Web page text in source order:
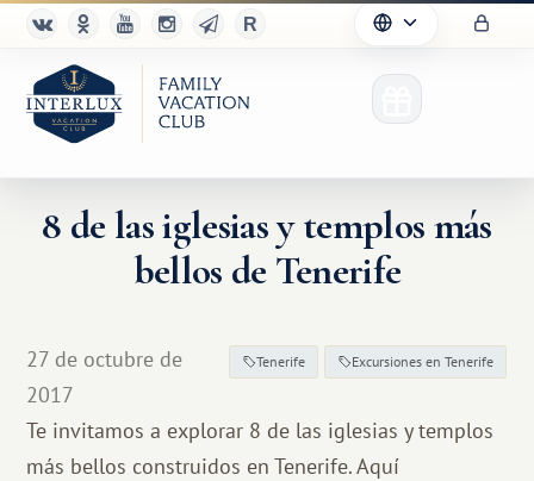
8 de las iglesias y templos más
bellos de Tenerife
27 de octubre de
2017
Tenerife Excursiones en Tenerife
Te invitamos a explorar 8 de las iglesias y templos
más bellos construidos en Tenerife. Aquí